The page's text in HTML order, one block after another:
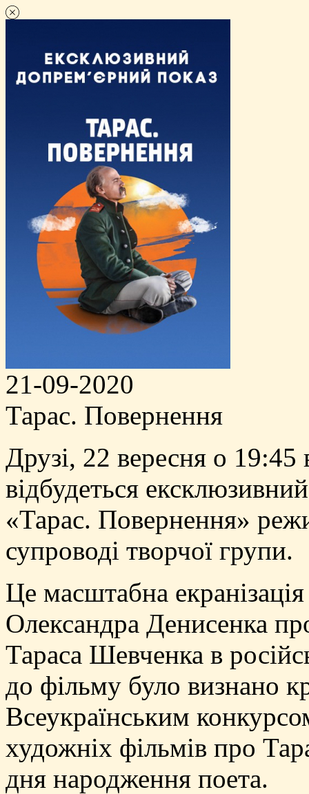
21-09-2020
Тарас. Повернення
Друзі, 22 вересня о
відбудеться
«Тарас. Повернення»
супроводі творчої групи.
Це масштабна
Олександра Денисенка
Тараса Шевченка в
до фільму було визнано
Всеукраїнським
художніх фільмів про
дня народження поета.